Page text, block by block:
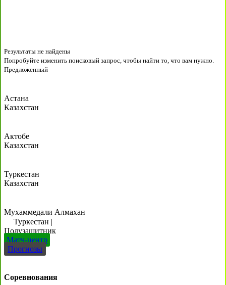
Результаты не найдены
Попробуйте изменить поисковый запрос, чтобы найти то, что вам нужно.
Предложенный
Астана
Казахстан
Актобе
Казахстан
Туркестан
Казахстан
Мухаммедали Алмахан
Туркестан |
Полузащитник
Матч-центр
Прогнозы
Соревнования